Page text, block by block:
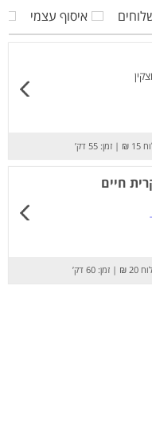
איסוף עצמי
₪
| זמן: 55 דק’
חיים
20 ₪
| זמן: 60 דק’